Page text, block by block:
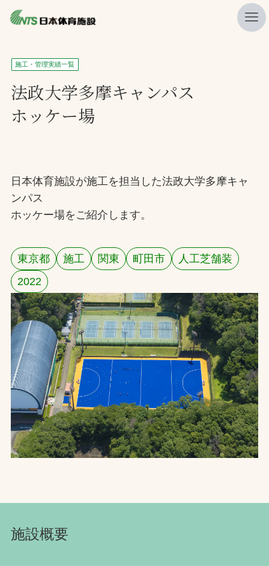
私たちの強み
ニュース
プレスリリース
施工・管理実績一覧
会社概要
検索
お取引先の皆様へ
プライバシーポリシー
ソーシャルメディアポリシー
施工・管理実績一覧
法政大学多摩キャンパス
ホッケー場
日本体育施設が施工を担当した法政大学多摩キャ
ンパス
ホッケー場をご紹介します。
東京都 施工 関東 町田市
人工芝舗装
2022
施設概要